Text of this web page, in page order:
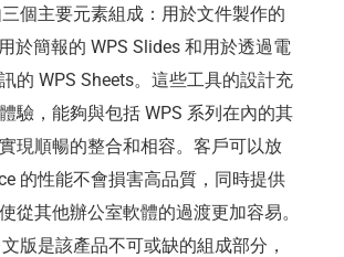
個主要元素組成：用於文件製作的
於簡報的 WPS Slides 和用於透過電
的 WPS Sheets。這些工具的設計充
驗，能夠與包括 WPS 系列在內的其
現順暢的整合和相容。客戶可以放
的性能不會損害高品質，同時提供
從其他辦公室軟體的過渡更加容易。
版是該產品不可或缺的組成部分，